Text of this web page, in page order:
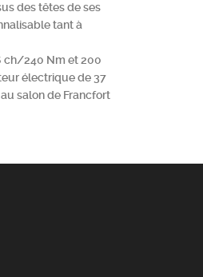
des têtes de ses
tant à
ch/240 Nm et 200
électrique de 37
salon de Francfort